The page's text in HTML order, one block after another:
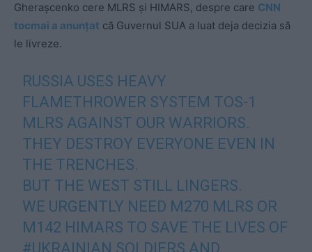
Gherașcenko cere MLRS și HIMARS, despre care CNN
tocmai a anunțat că Guvernul SUA a luat deja decizia să
le livreze.
RUSSIA USES HEAVY
FLAMETHROWER SYSTEM TOS-1
MLRS AGAINST OUR WARRIORS.
THEY DESTROY EVERYONE EVEN IN
THE TRENCHES.
BUT THE WEST STILL LINGERS.
WE URGENTLY NEED M270 MLRS OR
M142 HIMARS TO SAVE THE LIVES OF
#UKRAINIAN SOLDIERS AND